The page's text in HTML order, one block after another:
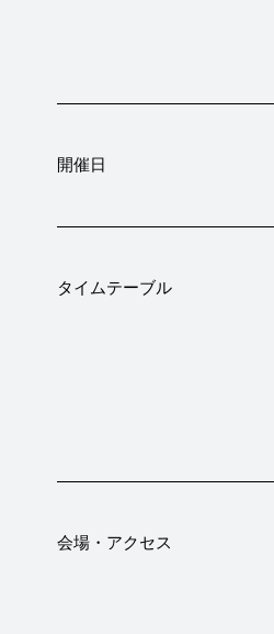
開催日
タイムテーブル
会場・アクセス